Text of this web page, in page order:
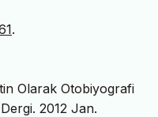
.
Olarak Otobiyografi
2012 Jan.